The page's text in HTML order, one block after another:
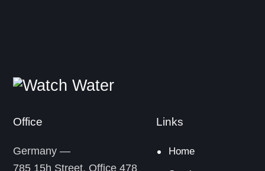
Office
Germany —
785 15h Street, Office 478
Links
Home